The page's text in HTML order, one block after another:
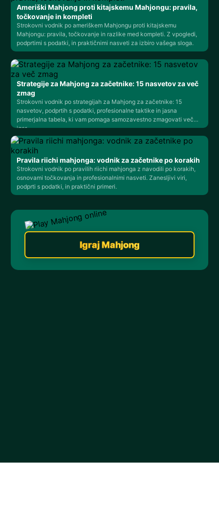
Ameriški Mahjong proti kitajskemu Mahjongu: pravila,
točkovanje in kompleti
Strokovni vodnik po ameriškem Mahjongu proti kitajskemu
Mahjongu: pravila, točkovanje in razlike med kompleti. Z vpogledi,
podprtimi s podatki, in praktičnimi nasveti za izbiro vašega sloga.
Strategije za Mahjong za začetnike: 15 nasvetov za več
zmag
Strokovni vodnik po strategijah za Mahjong za začetnike: 15
nasvetov, podprtih s podatki, profesionalne taktike in jasna
primerjalna tabela, ki vam pomaga samozavestno zmagovati več
iger.
Pravila riichi mahjonga: vodnik za začetnike po korakih
Strokovni vodnik po pravilih riichi mahjonga z navodili po korakih,
osnovami točkovanja in profesionalnimi nasveti. Zanesljivi viri,
podprti s podatki, in praktični primeri.
Igraj Mahjong